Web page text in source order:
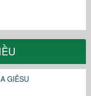
GIÊSU